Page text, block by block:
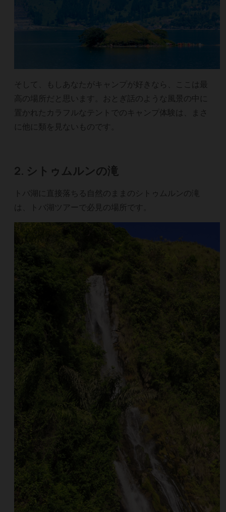
そして、もしあなたがキャンプが好きなら、ここは最
高の場所だと思います。おとぎ話のような風景の中に
置かれたカラフルなテントでのキャンプ体験は、まさ
に他に類を見ないものです。
2. シトゥムルンの滝
トバ湖に直接落ちる自然のままのシトゥムルンの滝
は、トバ湖ツアーで必見の場所です。